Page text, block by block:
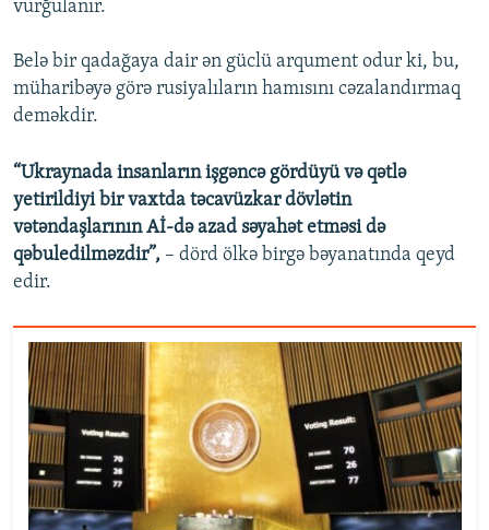
vurğulanır.
Belə bir qadağaya dair ən güclü arqument odur ki, bu,
müharibəyə görə rusiyalıların hamısını cəzalandırmaq
deməkdir.
“Ukraynada insanların işgəncə gördüyü və qətlə
yetirildiyi bir vaxtda təcavüzkar dövlətin
vətəndaşlarının Aİ-də azad səyahət etməsi də
qəbuledilməzdir”, – dörd ölkə birgə bəyanatında qeyd
edir.